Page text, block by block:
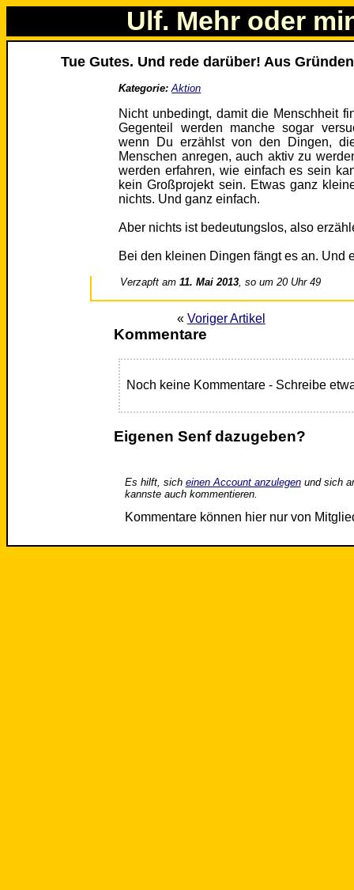
Ulf. Mehr oder
Tue Gutes. Und rede darüber! Aus
Kategorie: Aktion
Nicht unbedingt, damit die Menschheit
Gegenteil werden manche sogar
wenn Du erzählst von den Dingen,
Menschen anregen, auch aktiv zu
werden erfahren, wie einfach es sein
kein Großprojekt sein. Etwas ganz
nichts. Und ganz einfach.
Aber nichts ist bedeutungslos, also
Bei den kleinen Dingen fängt es an. Und
Verzapft am11. Mai 2013, so um 20 Uhr 49
« Voriger Artikel
Kommentare
Noch keine Kommentare - Schreibe
Eigenen Senf dazugeben?
Es hilft, sich einen Account anzulegenund sich
kannste auch kommentieren.
Kommentare können hier nur von